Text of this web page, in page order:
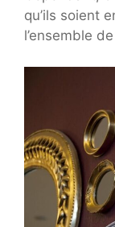
qu’ils soient
l’ensemble